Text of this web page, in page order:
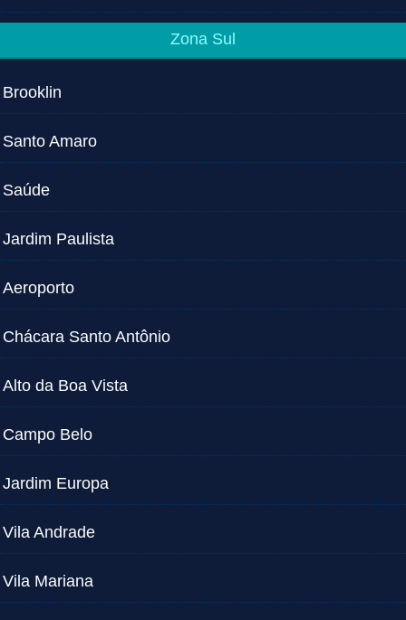
Zona Sul
Brooklin
Santo Amaro
Saúde
Jardim Paulista
Aeroporto
Chácara Santo Antônio
Alto da Boa Vista
Campo Belo
Jardim Europa
Vila Andrade
Vila Mariana